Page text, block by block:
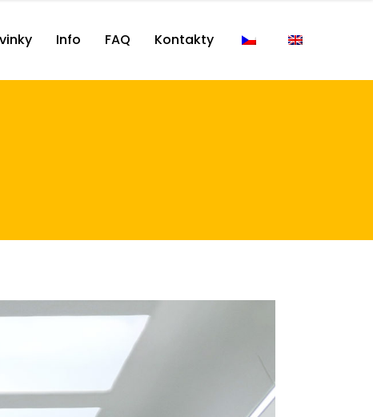
Info FAQ Kontakty